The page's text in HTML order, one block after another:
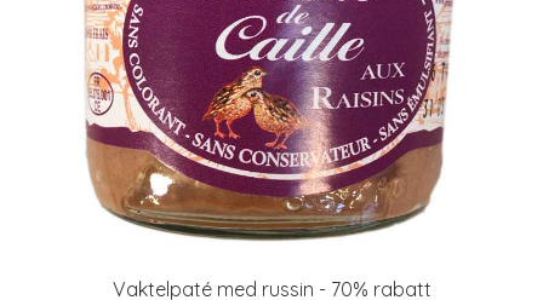
Vaktelpaté med russin - 70% rabatt